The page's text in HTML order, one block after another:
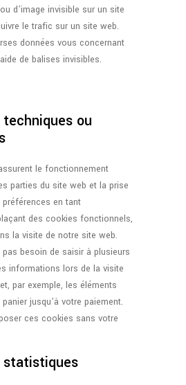
d’image invisible sur un site
le trafic sur un site web.
données vous concernant
de balises invisibles.
ou
le fonctionnement
parties du site web et la prise
en tant
des cookies fonctionnels,
la visite de notre site web.
pas besoin de saisir à plusieurs
informations lors de la visite
par exemple, les éléments
jusqu’à votre paiement.
ces cookies sans votre
statistiques